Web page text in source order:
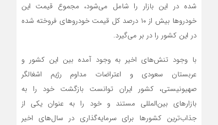
شده در این بازار را شامل می‌شود، مجموع قیمت این
خودروها بیش از ۱۰ درصد کل قیمت خودروهای فروخته شده
در این کشور را ‌در بر می‌گیرد.
با وجود تنش‌های اخیر به وجود آمده بین این کشور و
عربستان سعودی و اعتراضات مداوم رژیم اشغالگر
صهیونیستی، کشور ایران توانست بازگشت خود را به
بازارهای بین‌المللی مستند و خود را به عنوان یکی از
جذاب‌ترین کشورها برای سرمایه‌گذاری در سال‌های اخیر